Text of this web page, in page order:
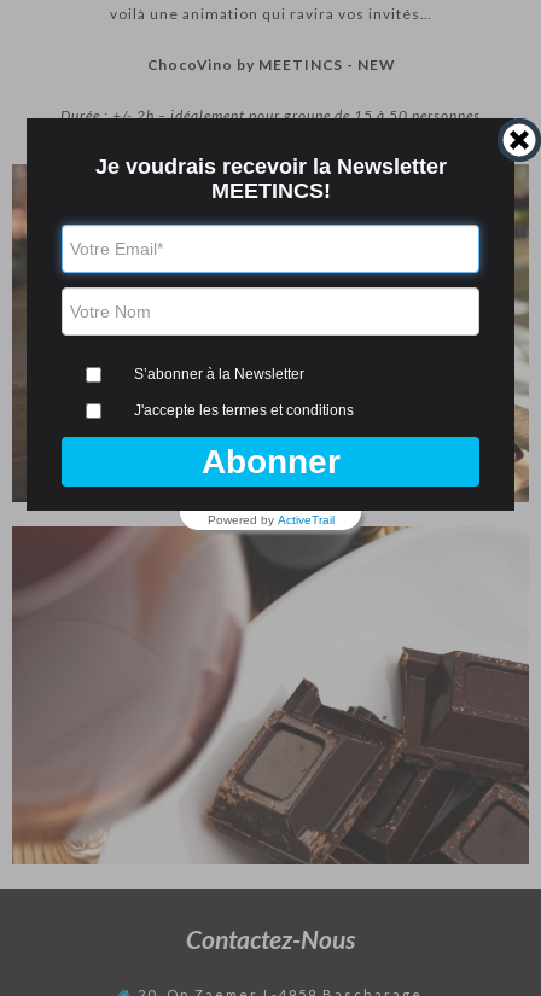
voilà une animation qui ravira vos invités…
ChocoVino by MEETINCS - NEW
Durée : +/- 2h – idéalement pour groupe de 15 à 50 personnes
Contactez-Nous
Je voudrais recevoir la Newsletter
MEETINCS!
S’abonner à la Newsletter
J'accepte les termes et conditions
Abonner
Powered by ActiveTrail